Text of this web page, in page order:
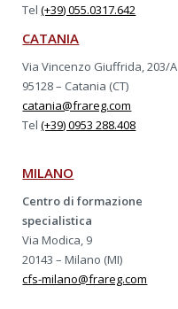
Tel(+39) 055.0317.642
CATANIA
Via Vincenzo Giuffrida, 203/A
95128 – Catania (CT)
catania@frareg.com
Tel(+39) 0953 288.408
MILANO
Centro di formazione
specialistica
Via Modica, 9
20143 – Milano (MI)
cfs-milano@frareg.com